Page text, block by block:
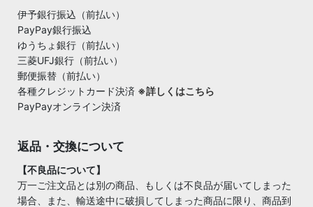
伊予銀行振込（前払い）
PayPay銀行振込
ゆうちょ銀行（前払い）
三菱UFJ銀行（前払い）
郵便振替（前払い）
各種クレジットカード決済 ※詳しくはこちら
PayPayオンライン決済
返品・交換について
【不良品について】
万一ご注文品とは別の商品、もしくは不良品が届いてしまった
場合、また、輸送途中に破損してしまった商品に限り、商品到